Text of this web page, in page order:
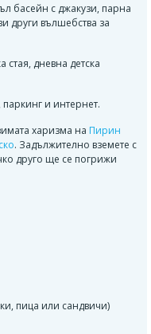
басейн с джакузи, парна
други вълшебства за
дневна детска
паркинг и интернет.
харизма на Пирин
. Задължително вземете с
друго ще се погрижи
пица или сандвичи)